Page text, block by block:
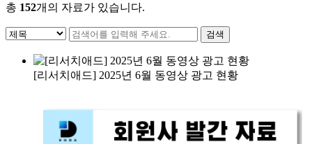
총 152개 의 자료가 있습니다.
검색
[리서치애드] 2025년 6월 동영상 광고 현황